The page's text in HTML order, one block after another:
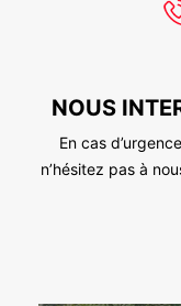
NOUS
En cas
n’hésitez pas à